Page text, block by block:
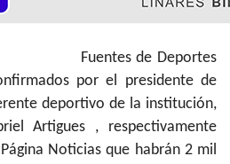
Deportes
por el presidente de
deportivo de la institución,
Artigues , respectivamente
Noticias que habrán 2 mil